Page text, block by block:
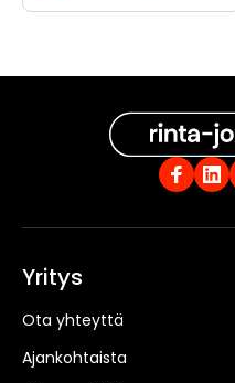
Yritys
Ota yhteyttä
Ajankohtaista